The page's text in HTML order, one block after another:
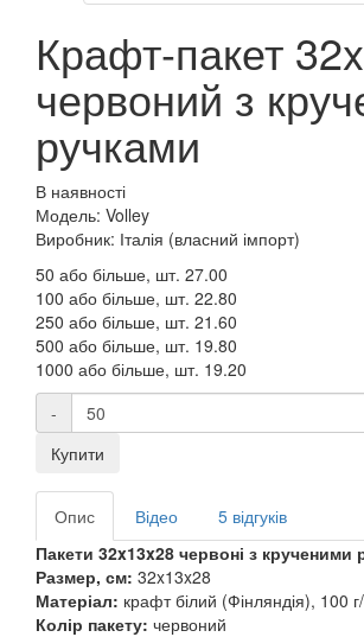
Крафт-пакет
червоний з
ручками
В наявності
Модель: Volley
Виробник: Італія (власний імпорт)
50 або більше, шт. 27.00
100 або більше, шт. 22.80
250 або більше, шт. 21.60
500 або більше, шт. 19.80
1000 або більше, шт. 19.20
-
Купити
Опис Відео
5 відгуків
Пакети 32x13x28 червоні з крученими
Размер, см: 32x13x28
Матеріал: крафт білий (Фінляндія), 100
Колір пакету: червоний